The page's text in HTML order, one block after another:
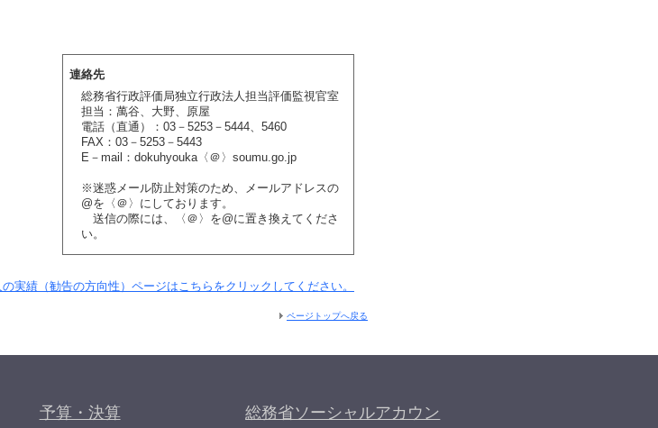
連絡先
総務省行政評価局独立行政法人担当評価監視官室
担当：萬谷、大野、原屋
電話（直通）：03－5253－5444、5460
FAX：03－5253－5443
E－mail：dokuhyouka〈＠〉soumu.go.jp
※迷惑メール防止対策のため、メールアドレスの
@を〈＠〉にしております。
送信の際には、〈＠〉を@に置き換えてくださ
い。
実績（勧告の方向性）ページはこちらをクリックしてください。
ページトップへ戻る
予算・決算
総務省ソーシャルアカウン